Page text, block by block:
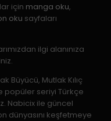
için manga oku,
oku sayfaları
ilgi alanınıza
Büyücü, Mutlak Kılıç
popüler seriyi Türkçe
Nabicix ile güncel
dünyasını keşfetmeye